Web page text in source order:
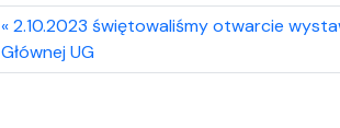
2.10.2023 świętowaliśmy otwarcie
Głównej UG